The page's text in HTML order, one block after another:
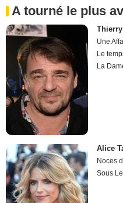
A tourné le plus
Une
Le
La
Alice
Noces
Sous